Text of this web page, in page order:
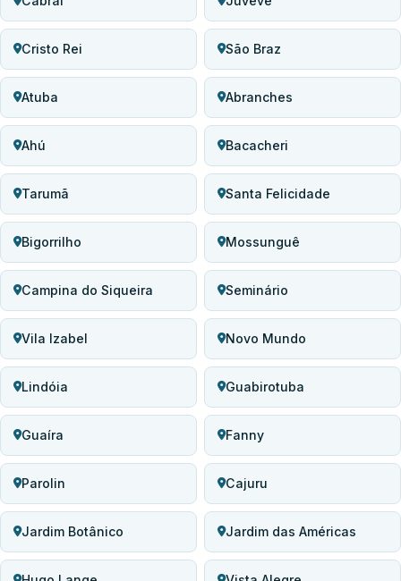
Cristo Rei São Braz
Atuba Abranches
Ahú Bacacheri
Tarumã Santa Felicidade
Bigorrilho Mossunguê
Campina do Siqueira Seminário
Vila Izabel Novo Mundo
Lindóia Guabirotuba
Guaíra Fanny
Parolin Cajuru
Jardim Botânico Jardim das Américas